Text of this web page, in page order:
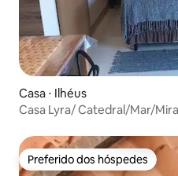
Casa ⋅ Ilhéus
Casa Lyra/ Catedral/Mar/
Preferido dos hóspedes
Preferido dos hóspedes